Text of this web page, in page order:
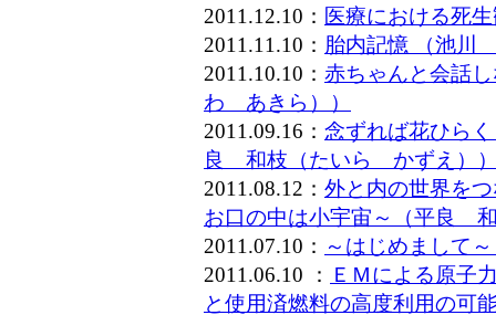
2011.12.10： 医療における死
2011.11.10： 胎内記憶 （池
2011.10.10： 赤ちゃんと会話
わ あきら））
2011.09.16： 念ずれば花ひら
良 和枝（たいら かずえ）
2011.08.12： 外と内の世界を
お口の中は小宇宙～（平良
2011.07.10： ～はじめまして
2011.06.10 ：
ＥＭによる原子
と使用済燃料の高度利用の可